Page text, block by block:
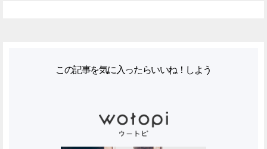
この記事を気に入ったらいいね！しよう